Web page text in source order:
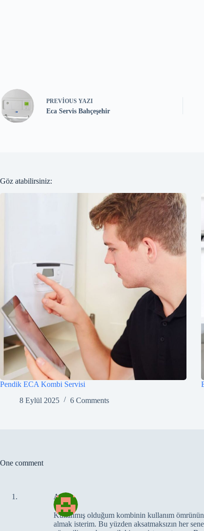
PREVIOUS YAZI
Eca Servis Bahçeşehir
Göz atabilirsiniz:
Pendik ECA Kombi Servisi
8 Eylül 2025
6 Comments
One comment
Ali
Kullanmış olduğum kombinin kullanım ömrünün
almak isterim. Bu yüzden aksatmaksızın her